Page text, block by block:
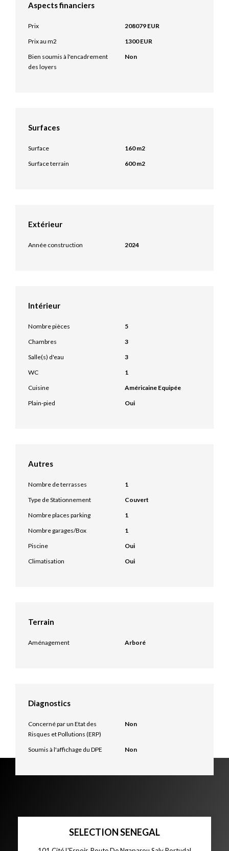
Aspects financiers
Prix
208079 EUR
Prix au m2
1300 EUR
Bien soumis à l'encadrement
des loyers
Non
Surfaces
Surface
160 m2
Surface terrain
600 m2
Extérieur
Année construction 2024
Intérieur
Nombre pièces
5
Chambres
3
Salle(s) d'eau
3
WC
1
Cuisine
Américaine Equipée
Plain-pied
Oui
Autres
Nombre de terrasses
1
Type de Stationnement
Couvert
Nombre places parking
1
Nombre garages/Box
1
Piscine
Oui
Climatisation
Oui
Terrain
Aménagement Arboré
Diagnostics
Concerné par un Etat des
Risques et Pollutions (ERP)
Non
Soumis à l'affichage du DPE Non
SELECTION SENEGAL